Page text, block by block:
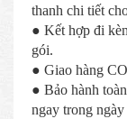
thanh chi tiết
● Kết hợp đi
gói.
● Giao hàng
● Bảo hành
ngay trong